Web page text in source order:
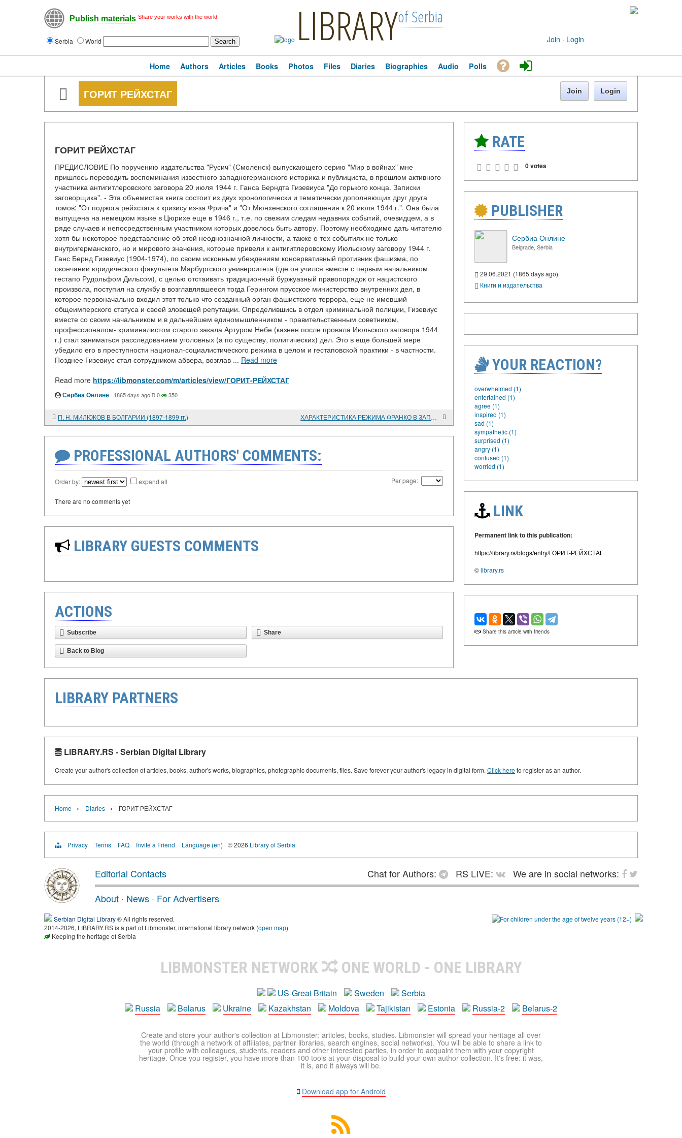
Publish materials Share your works with the world!
Serbia World LIBRARYof Serbia
Join · Login
Home Authors Articles Books Photos Files Diaries Biographies Audio Polls
ГОРИТ РЕЙХСТАГ Join Login
ГОРИТ РЕЙХСТАГ
ПРЕДИСЛОВИЕ По поручению издательства "Русич" (Смоленск) выпускающего серию "Мир в войнах" мне
пришлось переводить воспоминания известного западногерманского историка и публициста, в прошлом активного
участника антигитлеровского заговора 20 июля 1944 г. Ганса Берндта Гизевиуса "До горького конца. Записки
заговорщика". - Эта объемистая книга состоит из двух хронологически и тематически дополняющих друг друга
томов: "От поджога рейхстага к кризису из-за Фрича" и "От Мюнхенского соглашения к 20 июля 1944 г.". Она была
выпущена на немецком языке в Цюрихе еще в 1946 г., т.е. по свежим следам недавних событий, очевидцем, а в
ряде случаев и непосредственным участником которых довелось быть автору. Поэтому необходимо дать читателю
хотя бы некоторое представление об этой неоднозначной личности, а также о тех событиях не только
внутригерманского, но и мирового значения, которые привели к антигитлеровскому Июльскому заговору 1944 г.
Ганс Бернд Гизевиус (1904-1974), по своим исконным убеждениям консервативный противник фашизма, по
окончании юридического факультета Марбургского университета (где он учился вместе с первым начальником
гестапо Рудольфом Дильсом), с целью отстаивать традиционный буржуазный правопорядок от нацистского
произвола, поступил на службу в возглавлявшееся тогда Герингом прусское министерство внутренних дел, в
которое первоначально входил этот только что созданный орган фашистского террора, еще не имевший
общеимперского статуса и своей зловещей репутации. Определившись в отдел криминальной полиции, Гизевиус
вместе со своим начальником и в дальнейшем единомышленником - правительственным советником,
профессионалом- криминалистом старого закала Артуром Небе (казнен после провала Июльского заговора 1944
г.) стал заниматься расследованием уголовных (а по существу, политических) дел. Это в еще большей мере
убедило его в преступности национал-социалистического режима в целом и гестаповской практики - в частности.
Позднее Гизевиус стал сотрудником абвера, возглав ... Read more
Read more https://libmonster.com/m/articles/view/ГОРИТ-РЕЙХСТАГ
Сербиа Онлине · 1865 days ago 0 350
П. Н. МИЛЮКОВ В БОЛГАРИИ (1897-1899 гг.) ХАРАКТЕРИСТИКА РЕЖИМА ФРАНКО В ЗАПАДНОЙ ЛИТЕРАТУРЕ
PROFESSIONAL AUTHORS' COMMENTS:
Order by: expand all Per page:
There are no comments yet
LIBRARY GUESTS COMMENTS
ACTIONS
Subscribe Share
Back to Blog
RATE
0 votes
PUBLISHER
Сербиа Онлине
Belgrade, Serbia
29.06.2021 (1865 days ago)
Книги и издательства
YOUR REACTION?
overwhelmed (1)
entertained (1)
agree (1)
inspired (1)
sad (1)
sympathetic (1)
surprised (1)
angry (1)
confused (1)
worried (1)
LINK
Permanent link to this publication:
https://library.rs/blogs/entry/ГОРИТ-РЕЙХСТАГ
©library.rs
Share this article with friends
LIBRARY PARTNERS
LIBRARY.RS - Serbian Digital Library
Create your author's collection of articles, books, author's works, biographies, photographic documents, files. Save forever your author's legacy in digital form. Click hereto register as an author.
Home › Diaries › ГОРИТ РЕЙХСТАГ
Privacy Terms FAQ Invite a Friend Language (en) © 2026 Library of Serbia
Editorial Contacts Chat for Authors: RS LIVE:
We are in social networks:
About · News · For Advertisers
Serbian Digital Library® All rights reserved.
2014-2026, LIBRARY.RS is a part of Libmonster, international library network (open map)
Keeping the heritage of Serbia
LIBMONSTER NETWORK ONE WORLD - ONE LIBRARY
US-Great Britain Sweden
Serbia
Russia
Belarus Ukraine Kazakhstan Moldova Tajikistan Estonia Russia-2 Belarus-2
Create and store your author's collection at Libmonster: articles, books, studies. Libmonster will spread your heritage all over
the world (through a network of affiliates, partner libraries, search engines, social networks). You will be able to share a link to
your profile with colleagues, students, readers and other interested parties, in order to acquaint them with your copyright
heritage. Once you register, you have more than 100 tools at your disposal to build your own author collection. It's free: it was,
it is, and it always will be.
Download app for Android